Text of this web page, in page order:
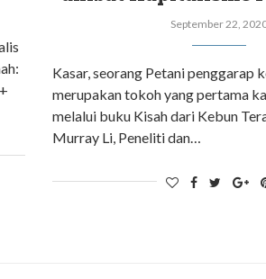
September 22,
Kasar, seorang Petani penggarap
merupakan tokoh yang pertama
melalui buku Kisah dari Kebun
Murray Li, Peneliti dan…